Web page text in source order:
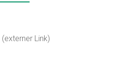
(externer Link)